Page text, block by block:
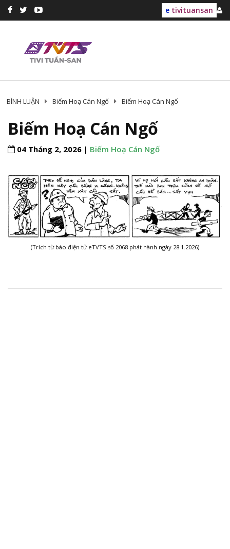
e tivituansan
BÌNH LUẬN Biếm Hoạ Cán Ngố Biếm Hoạ Cán Ngố
Biếm Hoạ Cán Ngố
04 Tháng 2, 2026 | Biếm Hoạ Cán Ngố
(Trích từ báo điện tử eTVTS số 2068 phát hành ngày 28.1.2026)